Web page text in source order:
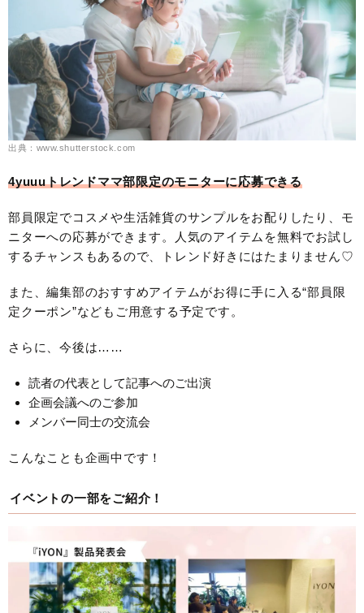
出典：www.shutterstock.com
4yuuuトレンドママ部限定のモニターに応募できる
部員限定でコスメや生活雑貨のサンプルをお配りしたり、モ
ニターへの応募ができます。人気のアイテムを無料でお試し
するチャンスもあるので、トレンド好きにはたまりません♡
また、編集部のおすすめアイテムがお得に手に入る“部員限
定クーポン”などもご用意する予定です。
さらに、今後は……
読者の代表として記事へのご出演
企画会議へのご参加
メンバー同士の交流会
こんなことも企画中です！
イベントの一部をご紹介！